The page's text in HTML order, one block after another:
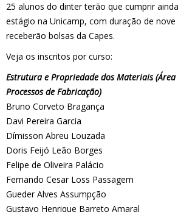
25 alunos do dinter terão que cumprir
estágio na Unicamp, com duração de
receberão bolsas da Capes.
Veja os inscritos por curso:
Estrutura e Propriedade dos Materiais
Processos de Fabricação)
Bruno Corveto Bragança
Davi Pereira Garcia
Dímisson Abreu Louzada
Doris Feijó Leão Borges
Felipe de Oliveira Palácio
Fernando Cesar Loss Passagem
Gueder Alves Assumpção
Gustavo Henrique Barreto Amaral